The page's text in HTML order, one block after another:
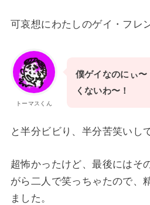
可哀想にわたしのゲイ・フレ
トーマスくん
僕ゲイなのにぃ
くないわ〜！
と半分ビビり、半分苦笑いし
超怖かったけど、最後にはそ
がら二人で笑っちゃたので、
ました。